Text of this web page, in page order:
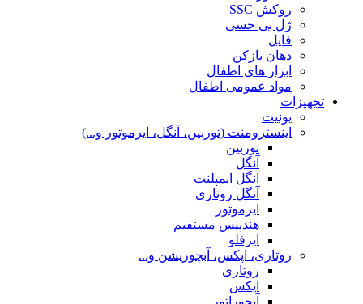
روکش SSC
ژل بی حسی
فایل
دهان بازکن
ابزار های اطفال
مواد عمومی اطفال
تجهیزات
یونیت
اینسترومنت (توربین، آنگل، ایرموتور و...)
توربین
آنگل
آنگل ایمپلنت
آنگل روتاری
ایرموتور
هندپیس مستقیم
ایرفلو
روتاری، اپکس، آبچوریشن و...
روتاری
اپکس
آبچوراتور